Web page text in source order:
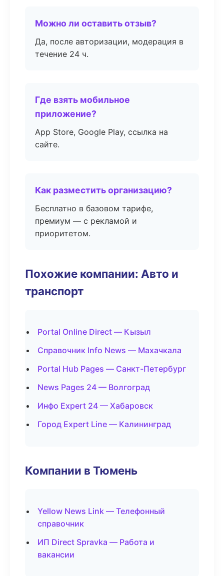
Можно ли оставить отзыв?
Да, после авторизации, модерация в
течение 24 ч.
Где взять мобильное
приложение?
App Store, Google Play, ссылка на
сайте.
Как разместить организацию?
Бесплатно в базовом тарифе,
премиум — с рекламой и
приоритетом.
Похожие компании: Авто и
транспорт
Portal Online Direct — Кызыл
Справочник Info News — Махачкала
Portal Hub Pages — Санкт-Петербург
News Pages 24 — Волгоград
Инфо Expert 24 — Хабаровск
Город Expert Line — Калининград
Компании в Тюмень
Yellow News Link — Телефонный
справочник
ИП Direct Spravka — Работа и
вакансии